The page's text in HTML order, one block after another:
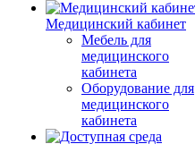
Медицинский кабинет
Мебель для
медицинского
кабинета
Оборудование для
медицинского
кабинета